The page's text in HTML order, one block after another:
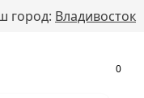
город: Владивосток
0